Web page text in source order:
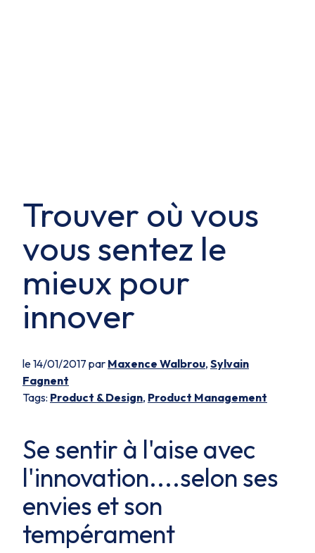
Trouver où vous
vous sentez le
mieux pour
innover
le 14/01/2017 par Maxence Walbrou, Sylvain
Fagnent
Tags: Product & Design, Product Management
Se sentir à l'aise avec
l'innovation....selon ses
envies et son
tempérament